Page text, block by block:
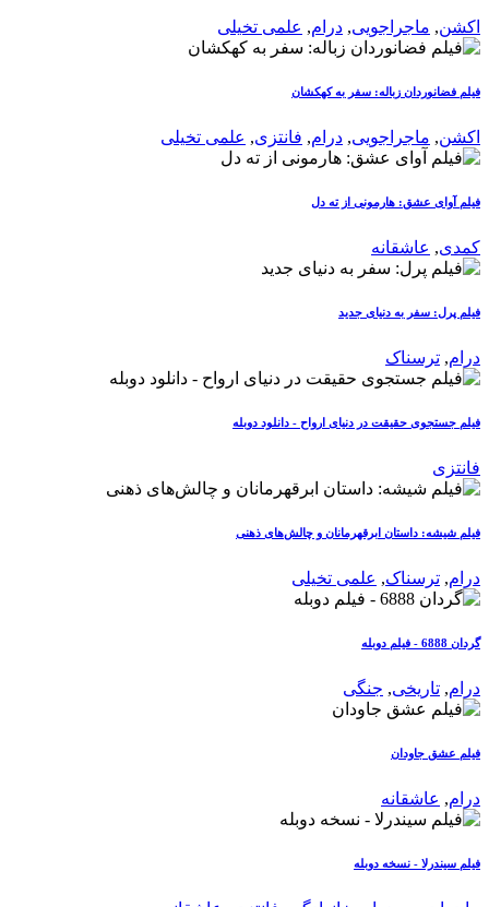
اکشن, ماجراجویی, درام, علمی تخیلی
فیلم فضانوردان زباله: سفر به کهکشان
اکشن, ماجراجویی, درام, فانتزی, علمی تخیلی
فیلم آوای عشق: هارمونی از ته دل
کمدی, عاشقانه
فیلم پرل: سفر به دنیای جدید
درام, ترسناک
فیلم جستجوی حقیقت در دنیای ارواح - دانلود دوبله
فانتزی
فیلم شیشه: داستان ابرقهرمانان و چالش‌های ذهنی
درام, ترسناک, علمی تخیلی
گردان 6888 - فیلم دوبله
درام, تاریخی, جنگی
فیلم عشق جاودان
درام, عاشقانه
فیلم سیندرلا - نسخه دوبله